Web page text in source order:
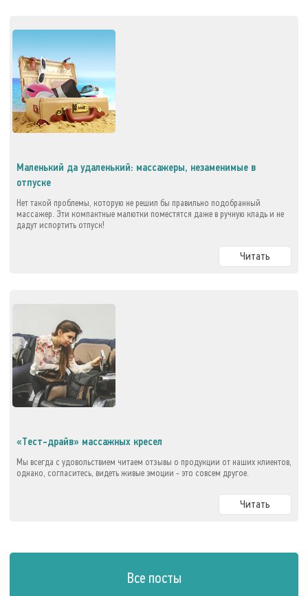
Маленький да удаленький: массажеры, незаменимые в
отпуске
Нет такой проблемы, которую не решил бы правильно подобранный
массажер. Эти компактные малютки поместятся даже в ручную кладь и не
дадут испортить отпуск!
Читать
«Тест-драйв» массажных кресел
Мы всегда с удовольствием читаем отзывы о продукции от наших клиентов,
однако, согласитесь, видеть живые эмоции - это совсем другое.
Читать
Все посты